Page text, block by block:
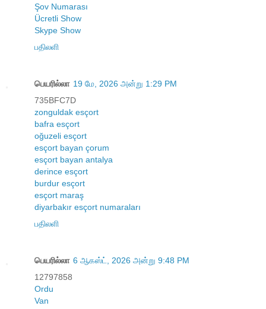
Şov Numarası
Ücretli Show
Skype Show
பதிலளி
பெயரில்லா 19 மே, 2026 அன்று 1:29 PM
735BFC7D
zonguldak esçort
bafra esçort
oğuzeli esçort
esçort bayan çorum
esçort bayan antalya
derince esçort
burdur esçort
esçort maraş
diyarbakır esçort numaraları
பதிலளி
பெயரில்லா 6 ஆகஸ்ட், 2026 அன்று 9:48 PM
12797858
Ordu
Van